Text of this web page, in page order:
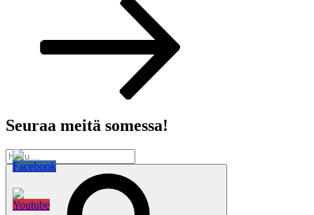
Seuraa meitä somessa!
Etsi: